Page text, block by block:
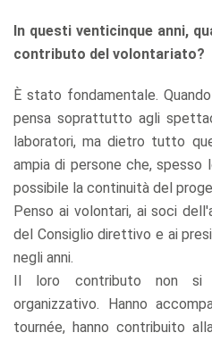
In questi venticinque anni,
contributo del volontariato?
È stato fondamentale.
pensa soprattutto agli
laboratori, ma dietro tutto
ampia di persone che, spesso
possibile la continuità del
Penso ai volontari, ai soci
del Consiglio direttivo e ai
negli anni.
Il loro contributo non
organizzativo. Hanno
tournée, hanno contribuito